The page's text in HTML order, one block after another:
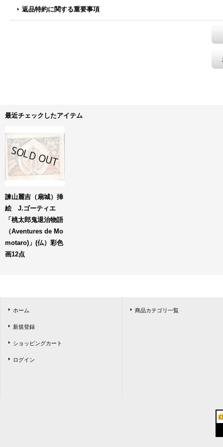
返品特約に関する重要事項
最近チェックしたアイテム
諫山麗吉（扇城）挿
絵 J.ゴーティエ
「桃太郎鬼退治物語
（Aventures de Mo
motaro)」(仏）彩色
画12点
ホーム
新規登録
ショッピングカート
ログイン
商品カテゴリ一覧